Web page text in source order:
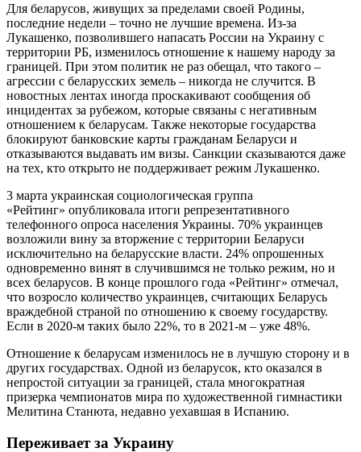
Для беларусов, живущих за пределами своей Родины,
последние недели – точно не лучшие времена. Из-за
Лукашенко, позволившего напасать России на Украину с
территории РБ, изменилось отношение к нашему народу за
границей. При этом политик не раз обещал, что такого –
агрессии с беларусских земель – никогда не случится. В
новостных лентах иногда проскакивают сообщения об
инцидентах за рубежом, которые связаны с негативным
отношением к беларусам. Также некоторые государства
блокируют банковские карты гражданам Беларуси и
отказываются выдавать им визы. Санкции сказываются даже
на тех, кто открыто не поддерживает режим Лукашенко.
3 марта украинская социологическая группа
«Рейтинг» опубликовала итоги репрезентативного
телефонного опроса населения Украины. 70% украинцев
возложили вину за вторжение с территории Беларуси
исключительно на беларусские власти. 24% опрошенных
одновременно винят в случившимся не только режим, но и
всех беларусов. В конце прошлого года «Рейтинг» отмечал,
что возросло количество украинцев, считающих Беларусь
враждебной страной по отношению к своему государству.
Если в 2020-м таких было 22%, то в 2021-м – уже 48%.
Отношение к беларусам изменилось не в лучшую сторону и в
других государствах. Одной из беларусок, кто оказался в
непростой ситуации за границей, стала многократная
призерка чемпионатов мира по художественной гимнастики
Мелитина Станюта, недавно уехавшая в Испанию.
Переживает за Украину